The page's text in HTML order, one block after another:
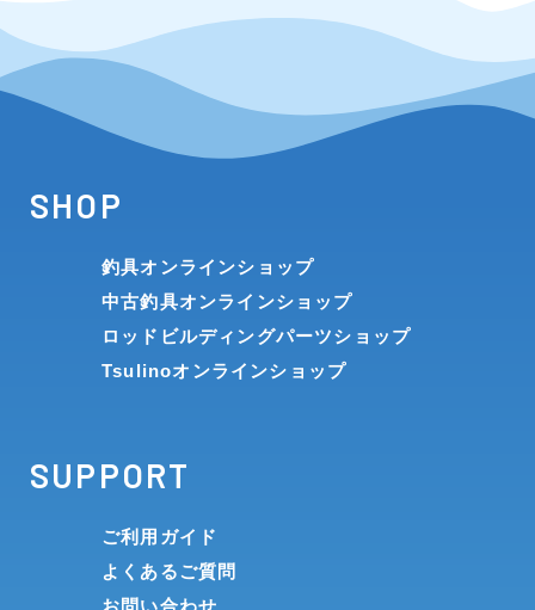
SHOP
釣具オンラインショップ
中古釣具オンラインショップ
ロッドビルディングパーツショップ
Tsulinoオンラインショップ
SUPPORT
ご利用ガイド
よくあるご質問
お問い合わせ